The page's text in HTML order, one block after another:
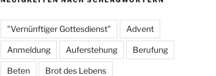
"Vernünftiger Gottesdienst" Advent
Anmeldung Auferstehung Berufung
Beten Brot des Lebens